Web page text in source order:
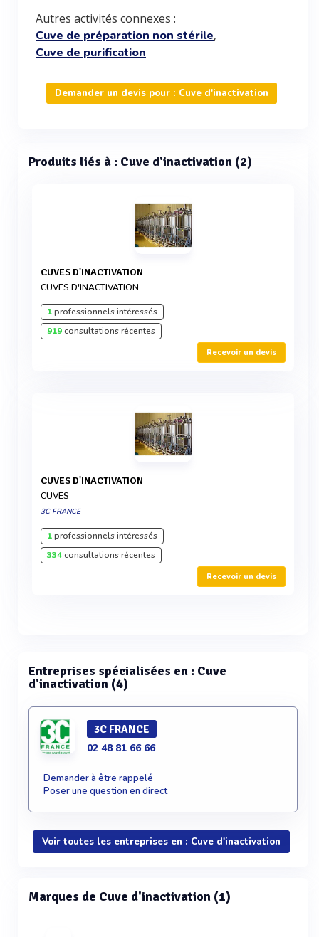
Autres activités connexes :
Cuve de préparation non stérile,
Cuve de purification
Demander un devis pour : Cuve d'inactivation
Produits liés à : Cuve d'inactivation (2)
CUVES D'INACTIVATION
CUVES D'INACTIVATION
1professionnels intéressés
919consultations récentes
Recevoir un devis
CUVES D'INACTIVATION
CUVES
3C FRANCE
1professionnels intéressés
334consultations récentes
Recevoir un devis
Entreprises spécialisées en : Cuve
d'inactivation (4)
3C FRANCE
02 48 81 66 66
Demander à être rappelé
Poser une question en direct
Voir toutes les entreprises en : Cuve d'inactivation
Marques de Cuve d'inactivation (1)